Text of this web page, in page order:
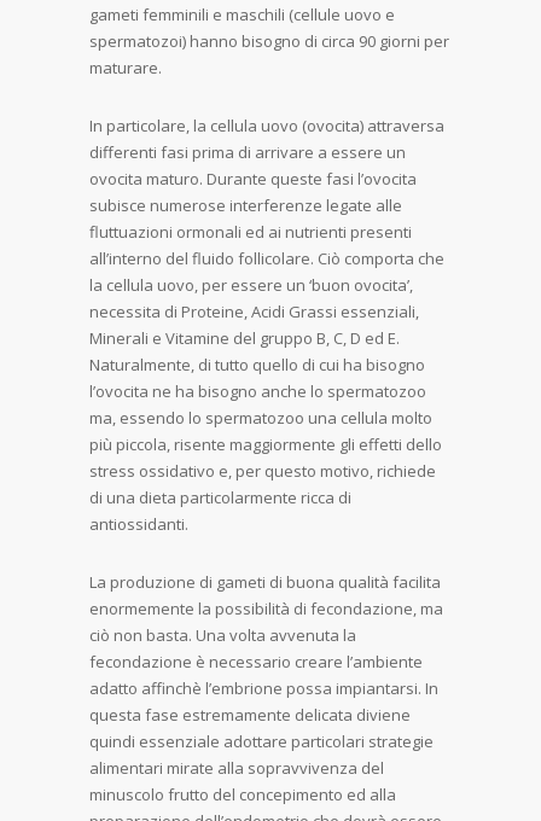
gameti femminili e maschili (cellule uovo e
spermatozoi) hanno bisogno di circa 90 giorni per
maturare.
In particolare, la cellula uovo (ovocita) attraversa
differenti fasi prima di arrivare a essere un
ovocita maturo. Durante queste fasi l’ovocita
subisce numerose interferenze legate alle
fluttuazioni ormonali ed ai nutrienti presenti
all’interno del fluido follicolare. Ciò comporta che
la cellula uovo, per essere un ‘buon ovocita’,
necessita di Proteine, Acidi Grassi essenziali,
Minerali e Vitamine del gruppo B, C, D ed E.
Naturalmente, di tutto quello di cui ha bisogno
l’ovocita ne ha bisogno anche lo spermatozoo
ma, essendo lo spermatozoo una cellula molto
più piccola, risente maggiormente gli effetti dello
stress ossidativo e, per questo motivo, richiede
di una dieta particolarmente ricca di
antiossidanti.
La produzione di gameti di buona qualità facilita
enormemente la possibilità di fecondazione, ma
ciò non basta. Una volta avvenuta la
fecondazione è necessario creare l’ambiente
adatto affinchè l’embrione possa impiantarsi. In
questa fase estremamente delicata diviene
quindi essenziale adottare particolari strategie
alimentari mirate alla sopravvivenza del
minuscolo frutto del concepimento ed alla